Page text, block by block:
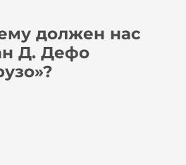
должен нас
Д. Дефо